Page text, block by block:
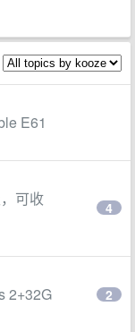
E61
可收
4
2+32G 2